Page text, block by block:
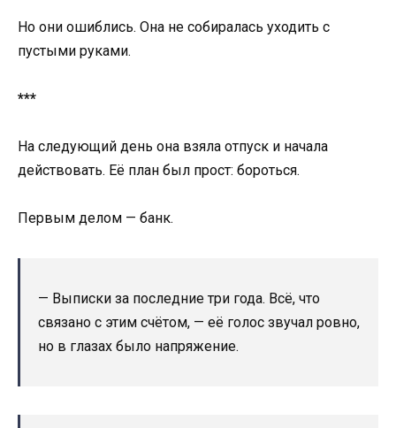
Но они ошиблись. Она не собиралась уходить с
пустыми руками.
***
На следующий день она взяла отпуск и начала
действовать. Её план был прост: бороться.
Первым делом — банк.
— Выписки за последние три года. Всё, что
связано с этим счётом, — её голос звучал ровно,
но в глазах было напряжение.